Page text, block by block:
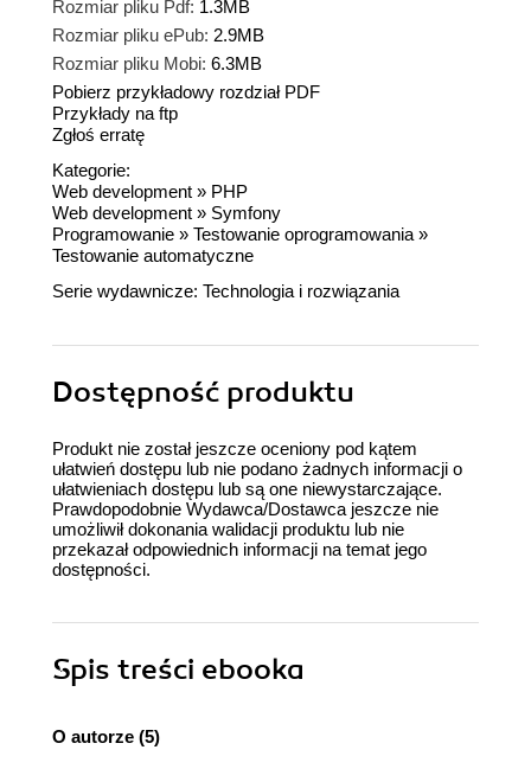
Rozmiar pliku Pdf: 1.3MB
Rozmiar pliku ePub: 2.9MB
Rozmiar pliku Mobi: 6.3MB
Pobierz przykładowy rozdział PDF
Przykłady na ftp
Zgłoś erratę
Kategorie:
Web development » PHP
Web development » Symfony
Programowanie » Testowanie oprogramowania »
Testowanie automatyczne
Serie wydawnicze: Technologia i rozwiązania
Dostępność produktu
Produkt nie został jeszcze oceniony pod kątem
ułatwień dostępu lub nie podano żadnych informacji o
ułatwieniach dostępu lub są one niewystarczające.
Prawdopodobnie Wydawca/Dostawca jeszcze nie
umożliwił dokonania walidacji produktu lub nie
przekazał odpowiednich informacji na temat jego
dostępności.
Spis treści ebooka
O autorze (5)